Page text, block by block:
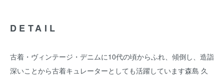
DETAIL
古着・ヴィンテージ・デニムに10代の頃からふれ、傾倒し、造詣
深いことから古着キュレーターとしても活躍しています森島 久